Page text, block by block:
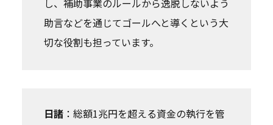
し、補助事業のルールから逸脱しないよう
助言などを通じてゴールへと導くという大
切な役割も担っています。
日諸：総額1兆円を超える資金の執行を管